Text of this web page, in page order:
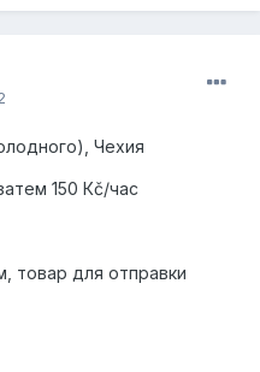
Чехия
150 Кč/час
товар для отправки